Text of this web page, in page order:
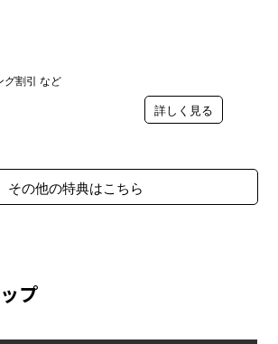
グ割引 など
詳しく見る
その他の特典はこちら
プ